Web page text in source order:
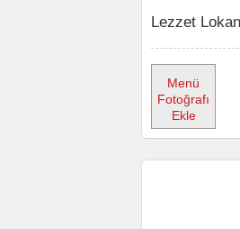
Lezzet
Menü
Fotoğrafı
Ekle